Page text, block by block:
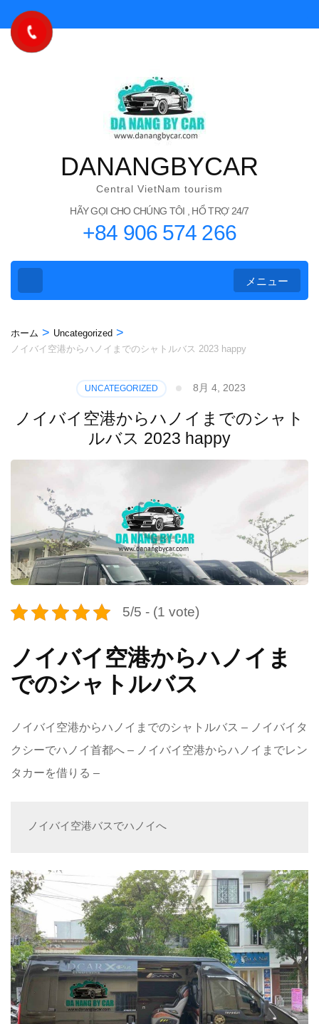
ン
DANANGBYCAR
Central VietNam tourism
HÃY GỌI CHO CHÚNG TÔI , HỔ TRỢ 24/7
+84 906 574 266
メニュー
ホーム > Uncategorized >
ノイバイ空港からハノイまでのシャトルバス 2023 happy
UNCATEGORIZED 8月 4, 2023
ノイバイ空港からハノイまでのシャト
ルバス 2023 happy
5/5 - (1 vote)
ノイバイ空港からハノイま
でのシャトルバス
ノイバイ空港からハノイまでのシャトルバス – ノイバイタ
クシーでハノイ首都へ – ノイバイ空港からハノイまでレン
タカーを借りる –
ノイバイ空港バスでハノイへ